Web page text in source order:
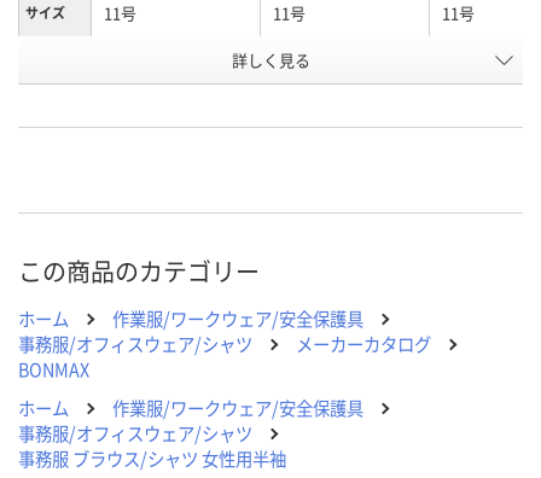
サイズ 11号 11号 11号
ピンク
号
お届け日 8月24日（月）まで 8月24日（月）まで 8月24日（月）
数量
カゴへ カゴへ
詳しく見る
この商品のカテゴリー
ホーム
作業服/ワークウェア/安全保護具
事務服/オフィスウェア/シャツ
メーカーカタログ
BONMAX
ホーム
作業服/ワークウェア/安全保護具
事務服/オフィスウェア/シャツ
事務服 ブラウス/シャツ 女性用半袖